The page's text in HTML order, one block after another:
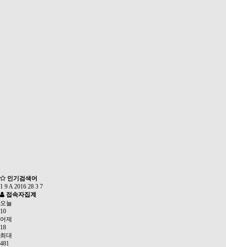
인기검색어
1 9A 2016 28 3 7
접속자집계
오늘
10
어제
18
최대
481